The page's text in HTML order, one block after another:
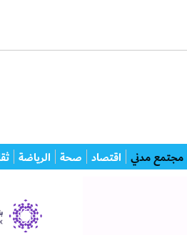
مجتمع مدني اقتصاد صحة الرياضة